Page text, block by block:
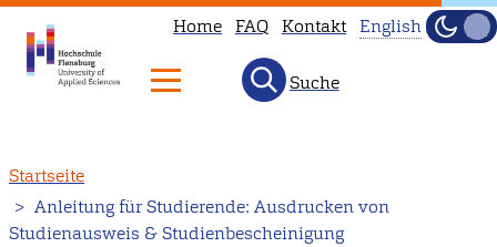
zum
Inhalt
Home FAQ Kontakt English
Hell
Suche
Startseite
Anleitung für Studierende: Ausdrucken von
Studienausweis & Studienbescheinigung